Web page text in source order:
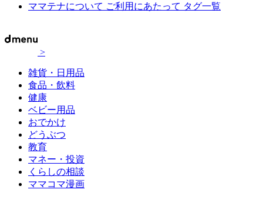
ママテナについて ご利用にあたって タグ一覧
>
雑貨・日用品
食品・飲料
健康
ベビー用品
おでかけ
どうぶつ
教育
マネー・投資
くらしの相談
ママコマ漫画